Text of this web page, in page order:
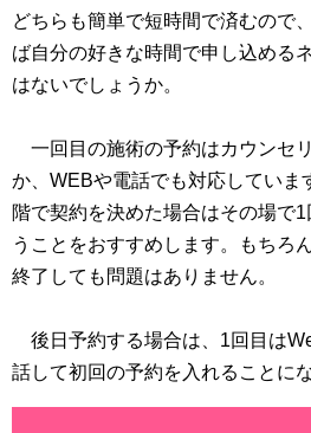
どちらも簡単で短時間で済むので
ば自分の好きな時間で申し込める
はないでしょうか。
一回目の施術の予約はカウンセ
か、WEBや電話でも対応していま
階で契約を決めた場合はその場で
うことをおすすめします。もちろ
終了しても問題はありません。
後日予約する場合は、1回目は
話して初回の予約を入れることに